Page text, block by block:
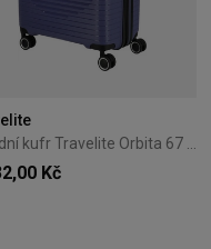
Střední kufr Travelite Orbita 67 cm – černý
Kč